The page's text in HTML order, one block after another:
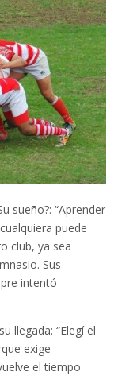
sueño?: “Aprender
puede
club, ya sea
Sus
intentó
llegada: “Elegí el
exige
el tiempo